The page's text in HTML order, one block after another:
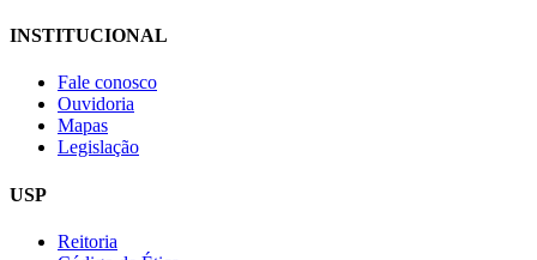
INSTITUCIONAL
Fale conosco
Ouvidoria
Mapas
Legislação
USP
Reitoria